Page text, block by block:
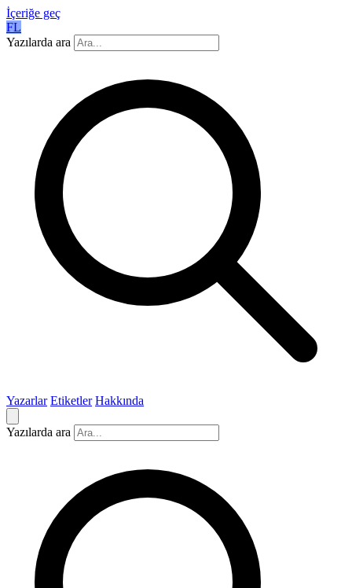
İçeriğe geç
FL
Yazılarda ara
Yazarlar Etiketler Hakkında
Yazılarda ara